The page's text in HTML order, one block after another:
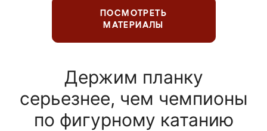
ПОСМОТРЕТЬ
МАТЕРИАЛЫ
Держим планку
серьезнее, чем чемпионы
по фигурному катанию